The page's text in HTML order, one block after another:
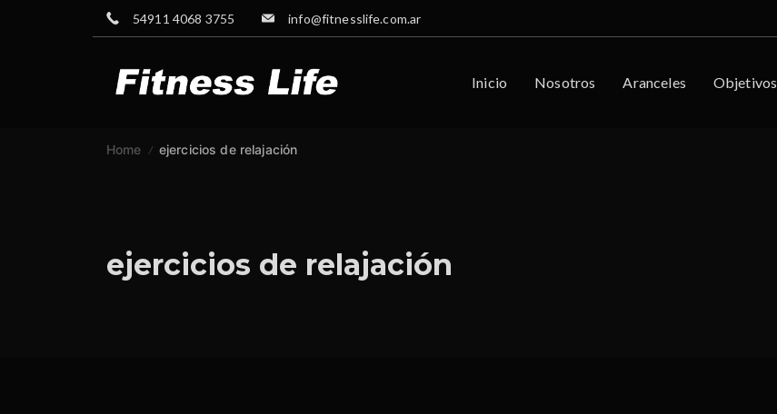
54911 4068 3755 info@fitnesslife.com.ar
Inicio Nosotros Aranceles Objetivos
Home ejercicios de relajación
ejercicios de relajación